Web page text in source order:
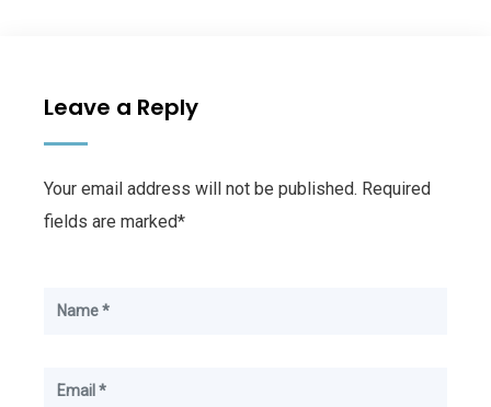
Leave a Reply
Your email address will not be published. Required
fields are marked*